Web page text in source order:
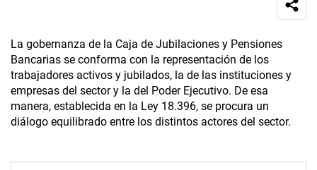
La gobernanza de la Caja de Jubilaciones y Pensiones
Bancarias se conforma con la representación de los
trabajadores activos y jubilados, la de las instituciones y
empresas del sector y la del Poder Ejecutivo. De esa
manera, establecida en la Ley 18.396, se procura un
diálogo equilibrado entre los distintos actores del sector.